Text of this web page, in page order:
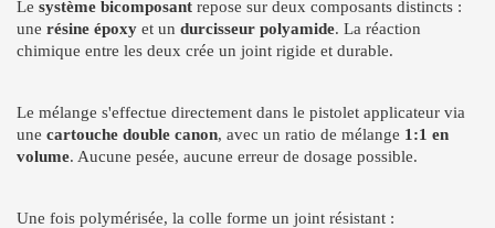
Le système bicomposant repose sur deux composants distincts :
une résine époxy et un durcisseur polyamide. La réaction
chimique entre les deux crée un joint rigide et durable.
Le mélange s'effectue directement dans le pistolet applicateur via
une cartouche double canon, avec un ratio de mélange 1:1 en
volume. Aucune pesée, aucune erreur de dosage possible.
Une fois polymérisée, la colle forme un joint résistant :